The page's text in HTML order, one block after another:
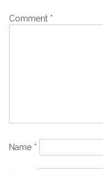
Comment *
Name *